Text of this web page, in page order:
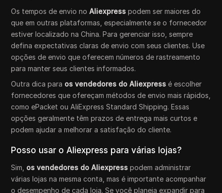
Os tempos de envio noAliexpress podem ser maiores do
que em outras plataformas, especialmente se o fornecedor
estiver localizado na China. Para gerenciar isso, sempre
defina expectativas claras de envio com seus clientes. Use
opções de envio que oferecem números de rastreamento
para manter seus clientes informados.
Outra dica para os vendedores do Aliexpress é escolher
fornecedores que ofereçam métodos de envio mais rápidos,
como ePacket ou AliExpress Standard Shipping. Essas
opções geralmente têm prazos de entrega mais curtos e
podem ajudar a melhorar a satisfação do cliente.
Posso usar o Aliexpress para várias lojas?
Sim, os vendedores do Aliexpress podem administrar
várias lojas na mesma conta, mas é importante acompanhar
o desempenho de cada loja. Se você planeja expandir para